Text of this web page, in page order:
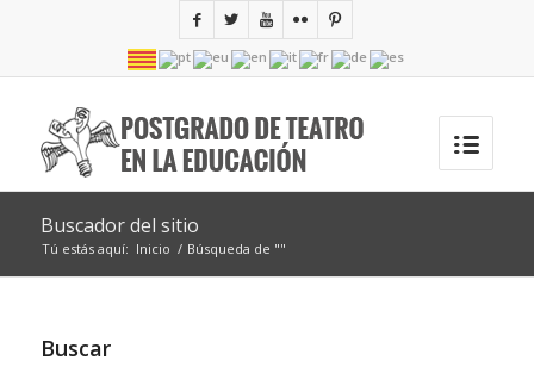
Buscador del sitio
Tú estás aquí: Inicio / Búsqueda de ""
Buscar